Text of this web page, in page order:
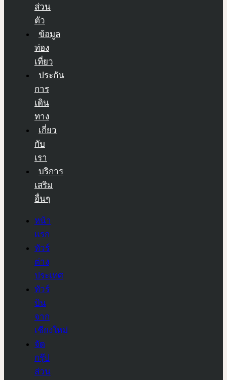
ส่วน
ตัว
ข้อมูล
ท่อง
เที่ยว
ประกัน
การ
เดิน
ทาง
เกี่ยว
กับ
เรา
บริการ
เสริม
อื่นๆ
หน้า
แรก
ทัวร์
ต่าง
ประเทศ
ทัวร์
บิน
จาก
เชียงใหม่
จัด
กรุ๊ป
ส่วน